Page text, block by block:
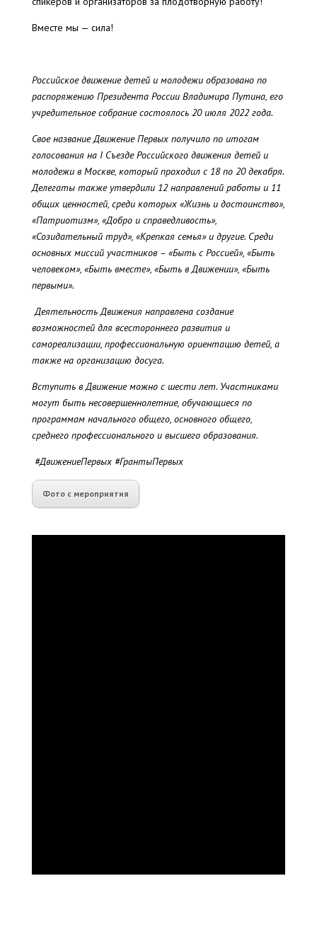
Вместе мы — сила!
Российское движение детей и молодежи образовано по
распоряжению Президента России Владимира Путина, его
учредительное собрание состоялось 20 июля 2022 года.
Свое название Движение Первых получило по итогам
голосования на I Съезде Российского движения детей и
молодежи в Москве, который проходил с 18 по 20 декабря.
Делегаты также утвердили 12 направлений работы и 11
общих ценностей, среди которых «Жизнь и достоинство»,
«Патриотизм», «Добро и справедливость»,
«Созидательный труд», «Крепкая семья» и другие. Среди
основных миссий участников – «Быть с Россией», «Быть
человеком», «Быть вместе», «Быть в Движении», «Быть
первыми».
Деятельность Движения направлена создание
возможностей для всестороннего развития и
самореализации, профессиональную ориентацию детей, а
также на организацию досуга.
Вступить в Движение можно с шести лет. Участниками
могут быть несовершеннолетние, обучающиеся по
программам начального общего, основного общего,
среднего профессионального и высшего образования.
#ДвижениеПервых #ГрантыПервых
Фото с мероприятия